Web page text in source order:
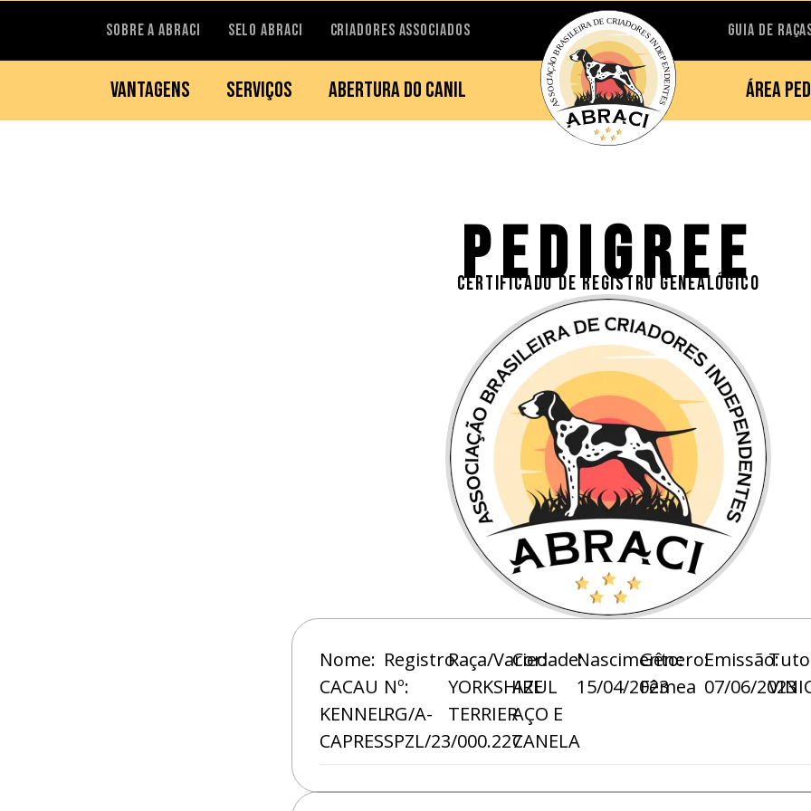
SOBRE A ABRACI SELO ABRACI CRIADORES ASSOCIADOS GUIA DE
VANTAGENS SERVIÇOS ABERTURA DO CANIL ÁREA
PEDIGREE
CERTIFICADO DE REGISTRO GENEALÓGICO
Nome:
CACAU
KENNEL
CAPRES
Registro
Nº:
RG/A-
SPZL/23/000.227
Raça/Variedade:
YORKSHIRE
TERRIER
Cor:
AZUL
AÇO E
CANELA
Nascimento:
15/04/2023
Gênero:
Fêmea
Emissão:
07/06/2023